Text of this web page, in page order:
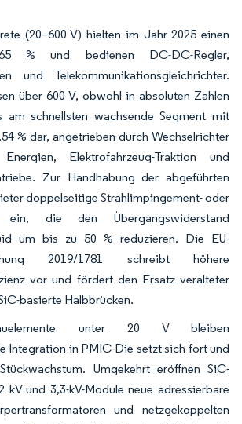
(20–600 V) hielten im Jahr 2025 einen
% und bedienen DC-DC-Regler,
und Telekommunikationsgleichrichter.
über 600 V, obwohl in absoluten Zahlen
am schnellsten wachsende Segment mit
% dar, angetrieben durch Wechselrichter
Elektrofahrzeug-Traktion und
Zur Handhabung der abgeführten
doppelseitige Strahlimpingement- oder
ein, die den Übergangswiderstand
um bis zu 50 % reduzieren. Die EU-
2019/1781 schreibt höhere
vor und fördert den Ersatz veralteter
basierte Halbbrücken.
unter 20 V bleiben
Integration in PMIC-Die setzt sich fort und
Umgekehrt eröffnen SiC-
kV und 3,3-kV-Module neue adressierbare
und netzgekoppelten